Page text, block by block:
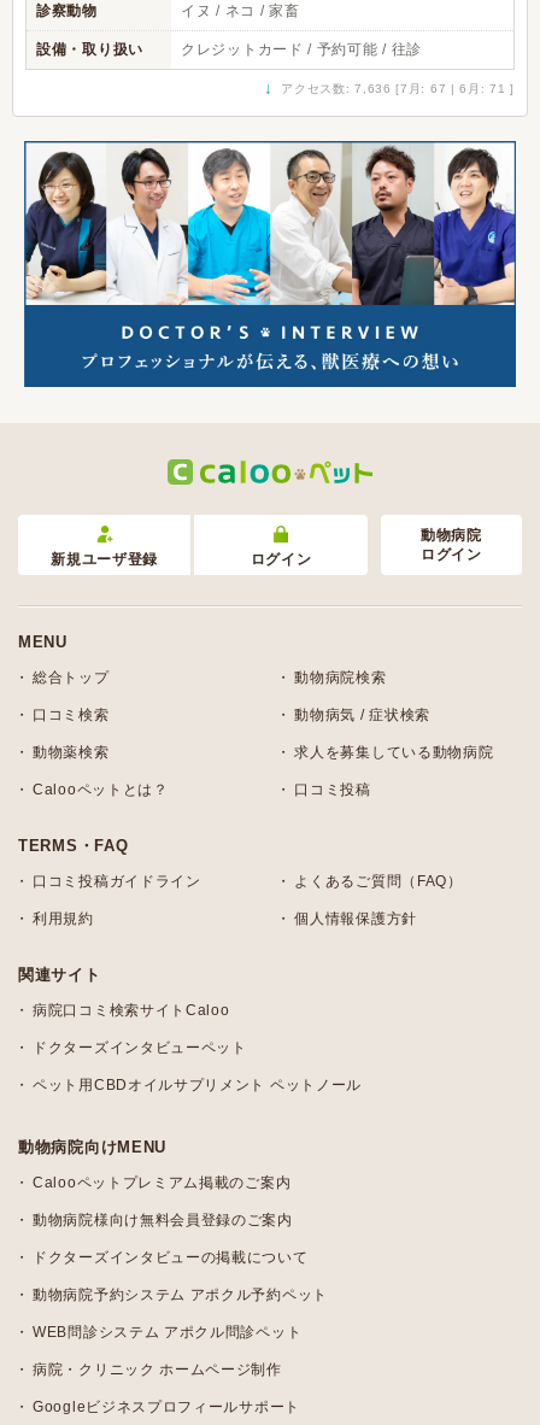
診察動物 イヌ / ネコ / 家畜
設備・取り扱い クレジットカード / 予約可能 / 往診
↓ アクセス数: 7,636 [7月: 67 | 6月: 71 ]
新規ユーザ登録 ログイン
動物病院
ログイン
MENU
総合トップ 動物病院検索
口コミ検索 動物病気 / 症状検索
動物薬検索 求人を募集している動物病院
Calooペットとは？ 口コミ投稿
TERMS・FAQ
口コミ投稿ガイドライン よくあるご質問（FAQ）
利用規約 個人情報保護方針
関連サイト
病院口コミ検索サイトCaloo
ドクターズインタビューペット
ペット用CBDオイルサプリメント ペットノール
動物病院向けMENU
Calooペットプレミアム掲載のご案内
動物病院様向け無料会員登録のご案内
ドクターズインタビューの掲載について
動物病院予約システム アポクル予約ペット
WEB問診システム アポクル問診ペット
病院・クリニック ホームページ制作
Googleビジネスプロフィールサポート